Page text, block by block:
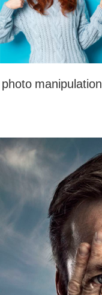
نمونه های زیبای دستکاری عکس یا photo manipulation